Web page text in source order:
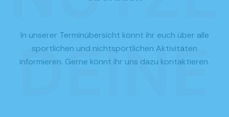
DEINE
In unserer Terminübersicht könnt ihr euch über alle
sportlichen und nichtsportlichen Aktivitäten
informieren. Gerne könnt ihr uns dazu kontaktieren.